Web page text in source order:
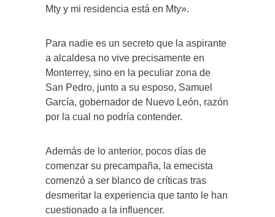
Mty y mi residencia está en Mty».
Para nadie es un secreto que la aspirante
a alcaldesa no vive precisamente en
Monterrey, sino en la peculiar zona de
San Pedro, junto a su esposo, Samuel
García, gobernador de Nuevo León, razón
por la cual no podría contender.
Además de lo anterior, pocos días de
comenzar su precampaña, la emecista
comenzó a ser blanco de críticas tras
desmeritar la experiencia que tanto le han
cuestionado a la influencer.